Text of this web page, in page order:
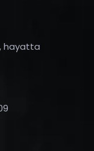
hayatta